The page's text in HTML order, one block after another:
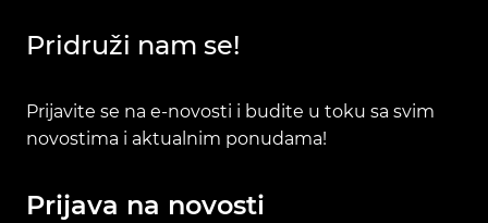
Pridruži nam se!
Prijavite se na e-novosti i budite u toku sa svim
novostima i aktualnim ponudama!
Prijava na novosti